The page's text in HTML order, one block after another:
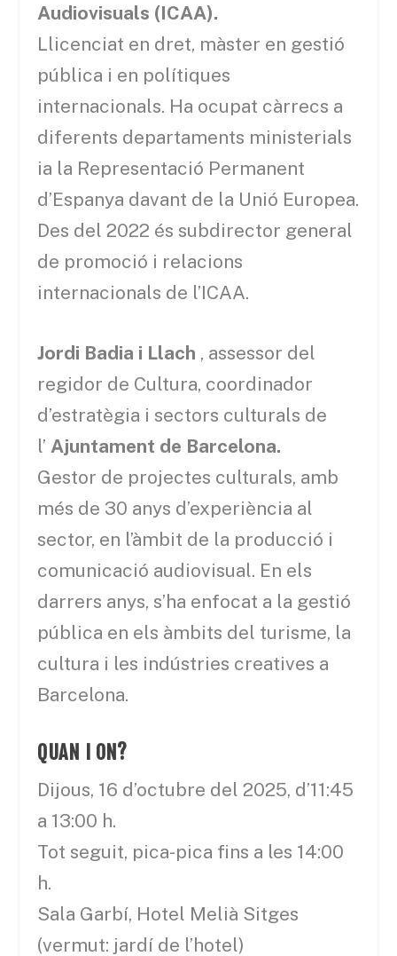
Audiovisuals (ICAA).
Llicenciat en dret, màster en gestió
pública i en polítiques
internacionals. Ha ocupat càrrecs a
diferents departaments ministerials
ia la Representació Permanent
d’Espanya davant de la Unió Europea.
Des del 2022 és subdirector general
de promoció i relacions
internacionals de l’ICAA.
Jordi Badia i Llach , assessor del
regidor de Cultura, coordinador
d’estratègia i sectors culturals de
l’Ajuntament de Barcelona.
Gestor de projectes culturals, amb
més de 30 anys d’experiència al
sector, en l’àmbit de la producció i
comunicació audiovisual. En els
darrers anys, s’ha enfocat a la gestió
pública en els àmbits del turisme, la
cultura i les indústries creatives a
Barcelona.
QUAN I ON?
Dijous, 16 d’octubre del 2025, d’11:45
a 13:00 h.
Tot seguit, pica-pica fins a les 14:00
h.
Sala Garbí, Hotel Melià Sitges
(vermut: jardí de l’hotel)